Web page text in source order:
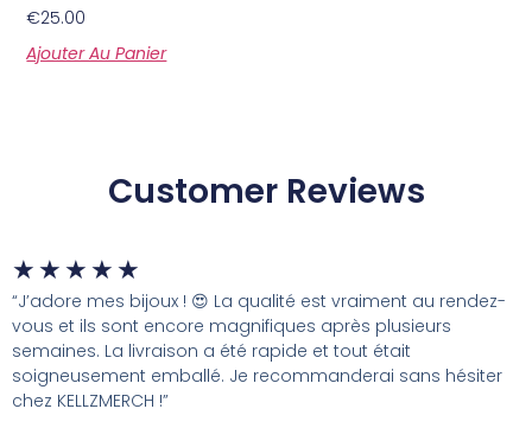
€25.00
Ajouter Au Panier
Customer Reviews
★ ★ ★ ★ ★
“J’adore mes bijoux ! 😍 La qualité est vraiment au rendez-
vous et ils sont encore magnifiques après plusieurs
semaines. La livraison a été rapide et tout était
soigneusement emballé. Je recommanderai sans hésiter
chez KELLZMERCH !”